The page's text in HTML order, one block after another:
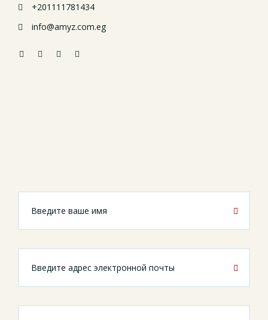
+201111781434
info@amyz.com.eg